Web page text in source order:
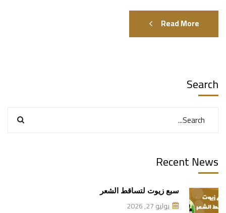
Read More
Search
Recent News
سبع زيوت لتساقط الشعر
يوليو 27, 2026